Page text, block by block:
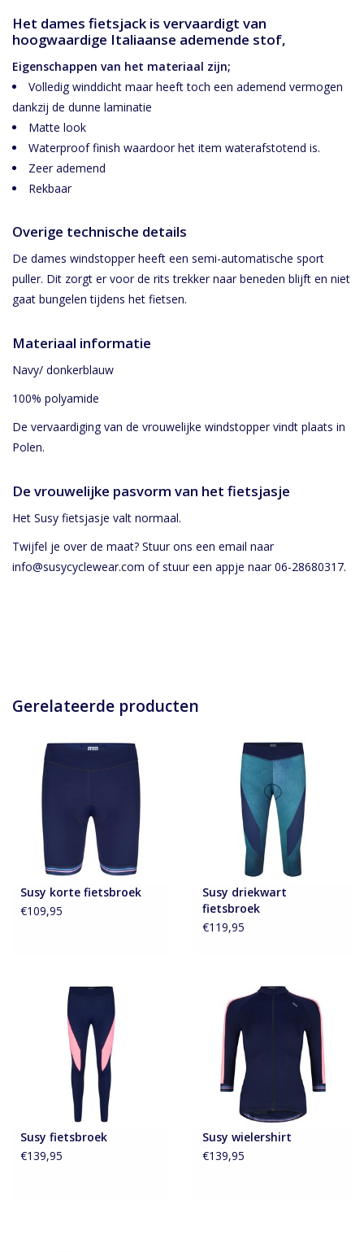
Het dames fietsjack is vervaardigt van
hoogwaardige Italiaanse ademende stof,
Eigenschappen van het materiaal zijn;
Volledig winddicht maar heeft toch een ademend vermogen
dankzij de dunne laminatie
Matte look
Waterproof finish waardoor het item waterafstotend is.
Zeer ademend
Rekbaar
Overige technische details
De dames windstopper heeft een semi-automatische sport
puller. Dit zorgt er voor de rits trekker naar beneden blijft en niet
gaat bungelen tijdens het fietsen.
Materiaal informatie
Navy/ donkerblauw
100% polyamide
De vervaardiging van de vrouwelijke windstopper vindt plaats in
Polen.
De vrouwelijke pasvorm van het fietsjasje
Het Susy fietsjasje valt normaal.
Twijfel je over de maat? Stuur ons een email naar
info@susycyclewear.com of stuur een appje naar 06-28680317.
Gerelateerde producten
Susy korte fietsbroek
€109,95
Susy driekwart
fietsbroek
€119,95
Susy fietsbroek
€139,95
Susy wielershirt
€139,95